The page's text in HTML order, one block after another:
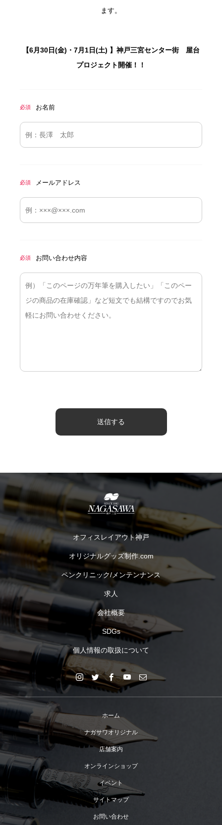
ます。
【6月30日(金)・7月1日(土) 】神戸三宮センター街 屋台
プロジェクト開催！！
必須 お名前
必須 メールアドレス
必須 お問い合わせ内容
オフィスレイアウト神戸
オリジナルグッズ制作.com
ペンクリニック/メンテンナンス
求人
会社概要
SDGs
個人情報の取扱について
ホーム
ナガサワオリジナル
店舗案内
オンラインショップ
イベント
サイトマップ
お問い合わせ